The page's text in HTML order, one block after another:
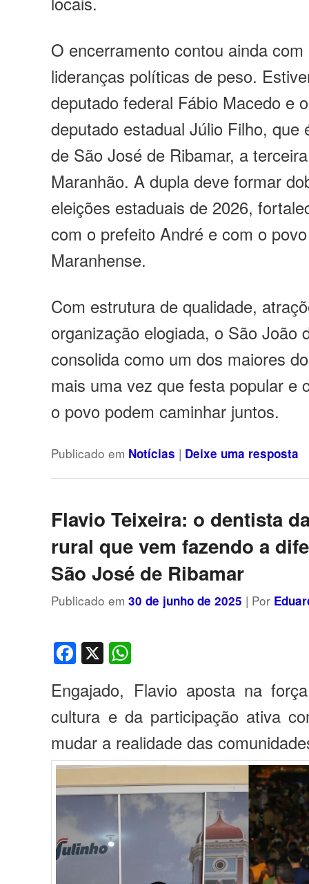
O encerramento contou ainda
lideranças políticas de peso.
deputado federal Fábio Macedo e
deputado estadual Júlio Filho, que
de São José de Ribamar, a
Maranhão. A dupla deve formar
eleições estaduais de 2026,
com o prefeito André e com o
Maranhense.
Com estrutura de qualidade,
organização elogiada, o São João
consolida como um dos maiores
mais uma vez que festa popular e
o povo podem caminhar juntos.
Publicado em Notícias | Deixe uma resposta
Flavio Teixeira: o dentista
rural que vem fazendo a
São José de Ribamar
Publicado em30 de junho de 2025 | Por
Facebook
X
Engajado, Flavio aposta na
cultura e da participação ativa
mudar a realidade das